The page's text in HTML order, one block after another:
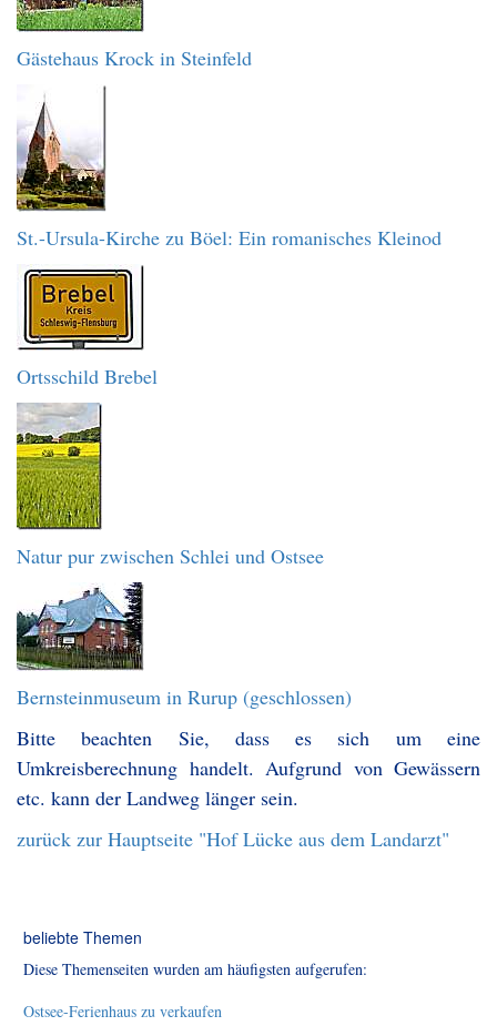
Gästehaus Krock in Steinfeld
St.-Ursula-Kirche zu Böel: Ein romanisches Kleinod
Ortsschild Brebel
Natur pur zwischen Schlei und Ostsee
Bernsteinmuseum in Rurup (geschlossen)
Bitte beachten Sie, dass es sich um eine
Umkreisberechnung handelt. Aufgrund von Gewässern
etc. kann der Landweg länger sein.
zurück zur Hauptseite "Hof Lücke aus dem Landarzt"
beliebte Themen
Diese Themenseiten wurden am häufigsten aufgerufen:
Ostsee-Ferienhaus zu verkaufen